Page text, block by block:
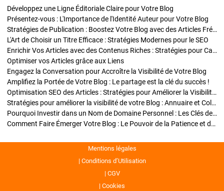
Développez une Ligne Éditoriale Claire pour Votre Blog
Présentez-vous : L'Importance de l'Identité Auteur pour Votre Blog
Stratégies de Publication : Boostez Votre Blog avec des Articles Fréquents et Exclusifs
L'Art de Choisir un Titre Efficace : Stratégies Modernes pour le SEO
Enrichir Vos Articles avec des Contenus Riches : Stratégies pour Captiver et Optimiser
Optimiser vos Articles grâce aux Liens
Engagez la Conversation pour Accroître la Visibilité de Votre Blog
Amplifiez la Portée de Votre Blog : Le partage est la clé du succès !
Optimisation SEO des Articles : Stratégies pour Améliorer la Visibilité de Votre Blog
Stratégies pour améliorer la visibilité de votre Blog : Annuaire et Collaborations
Pourquoi Investir dans un Nom de Domaine Personnel : Les Clés de la Réussite de Votre Blog
Comment Faire Émerger Votre Blog : Le Pouvoir de la Patience et de la Persévérance
Mentions légales
Conditions d’Utilisation
CGV
Cookies